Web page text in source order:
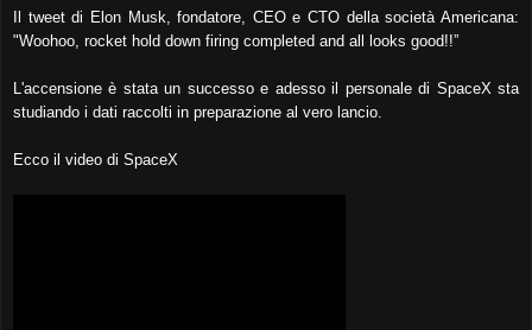
Il tweet di Elon Musk, fondatore, CEO e CTO della società Americana:
"Woohoo, rocket hold down firing completed and all looks good!!”
L'accensione è stata un successo e adesso il personale di SpaceX sta
studiando i dati raccolti in preparazione al vero lancio.
Ecco il video di SpaceX